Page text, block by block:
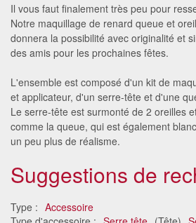
Il vous faut finalement très peu pour
Notre maquillage de renard queue et
donnera la possibilité avec originalité et
des amis pour les prochaines fêtes.
L'ensemble est composé d'un kit de
et applicateur, d'un serre-tête et d'une
Le serre-tête est surmonté de 2 oreilles
comme la queue, qui est également
un peu plus de réalisme.
Suggestions de
Type : Accessoire